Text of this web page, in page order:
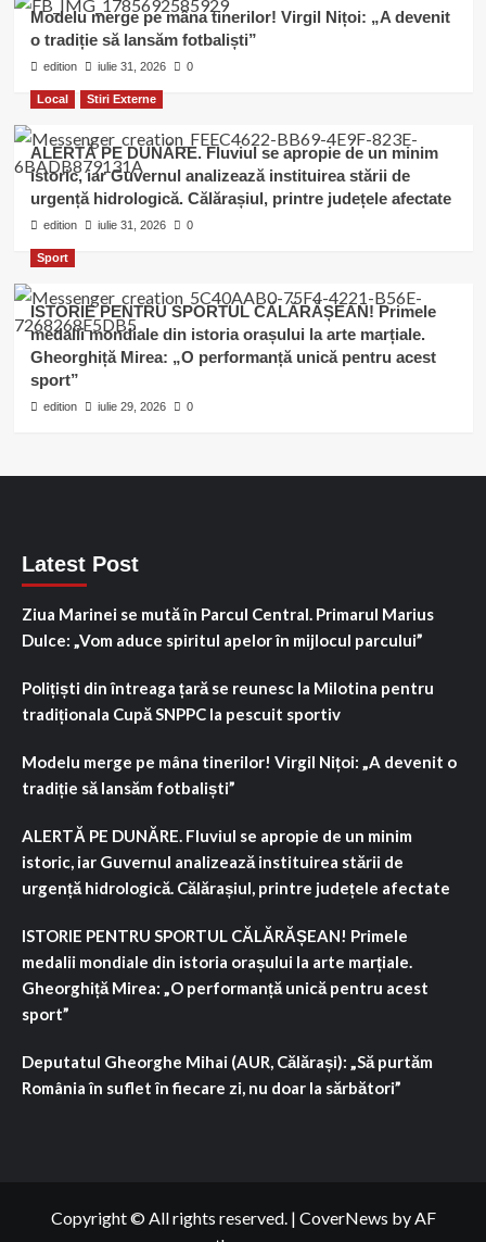
Modelu merge pe mâna tinerilor! Virgil Nițoi: „A devenit
o tradiție să lansăm fotbaliști”
edition iulie 31, 2026 0
Local Stiri Externe
ALERTĂ PE DUNĂRE. Fluviul se apropie de un minim
istoric, iar Guvernul analizează instituirea stării de
urgență hidrologică. Călărașiul, printre județele afectate
edition iulie 31, 2026 0
Sport
ISTORIE PENTRU SPORTUL CĂLĂRĂȘEAN! Primele
medalii mondiale din istoria orașului la arte marțiale.
Gheorghiță Mirea: „O performanță unică pentru acest
sport”
edition iulie 29, 2026 0
Latest Post
Ziua Marinei se mută în Parcul Central. Primarul Marius
Dulce: „Vom aduce spiritul apelor în mijlocul parcului”
Polițiști din întreaga țară se reunesc la Milotina pentru
tradiționala Cupă SNPPC la pescuit sportiv
Modelu merge pe mâna tinerilor! Virgil Nițoi: „A devenit o
tradiție să lansăm fotbaliști”
ALERTĂ PE DUNĂRE. Fluviul se apropie de un minim
istoric, iar Guvernul analizează instituirea stării de
urgență hidrologică. Călărașiul, printre județele afectate
ISTORIE PENTRU SPORTUL CĂLĂRĂȘEAN! Primele
medalii mondiale din istoria orașului la arte marțiale.
Gheorghiță Mirea: „O performanță unică pentru acest
sport”
Deputatul Gheorghe Mihai (AUR, Călărași): „Să purtăm
România în suflet în fiecare zi, nu doar la sărbători”
Copyright © All rights reserved. | CoverNews by AF